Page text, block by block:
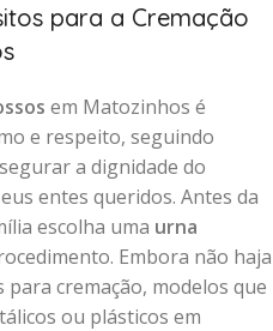
para a Cremação
em Matozinhos é
e respeito, seguindo
a dignidade do
entes queridos. Antes da
escolha uma urna
Embora não haja
para cremação, modelos que
ou plásticos em